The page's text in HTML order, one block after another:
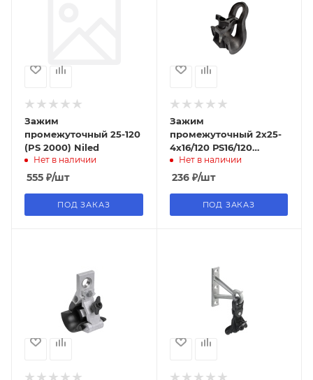
Зажим
промежуточный 25-120
(PS 2000) Niled
Нет в наличии
555 ₽/шт
ПОД ЗАКАЗ
Зажим
промежуточный 2х25-
4х16/120 РS16/120
Импульс
Нет в наличии
236₽/шт
ПОД ЗАКАЗ